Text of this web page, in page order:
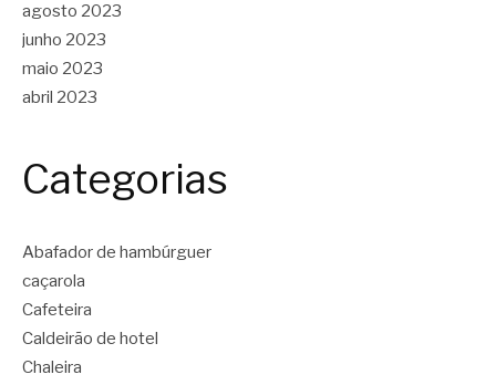
agosto 2023
junho 2023
maio 2023
abril 2023
Categorias
Abafador de hambúrguer
caçarola
Cafeteira
Caldeirão de hotel
Chaleira